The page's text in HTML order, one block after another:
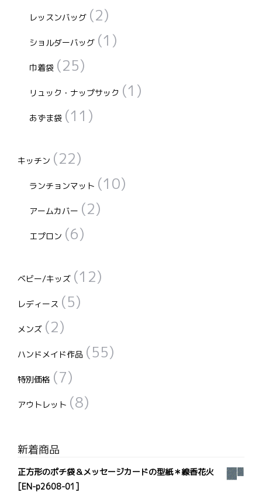
レッスンバッグ (2)
ショルダーバッグ (1)
巾着袋 (25)
リュック・ナップサック (1)
あずま袋 (11)
キッチン (22)
ランチョンマット (10)
アームカバー (2)
エプロン (6)
ベビー/キッズ (12)
レディース (5)
メンズ (2)
ハンドメイド作品 (55)
特別価格 (7)
アウトレット (8)
新着商品
正方形のポチ袋＆メッセージカードの型紙＊線香花火
[EN-p2608-01]